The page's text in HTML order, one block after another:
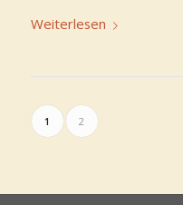
Weiterlesen
1 2